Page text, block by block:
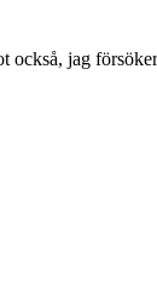
också, jag